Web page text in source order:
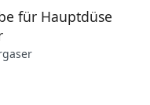
für Hauptdüse